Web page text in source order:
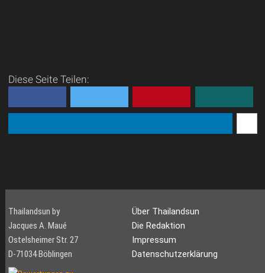
Diese Seite Teilen:
Thailandsun by
Jacques A. Maué
Ostelsheimer Str. 27
D-71034 Böblingen
Über Thailandsun
Die Redaktion
Impressum
Datenschutzerklärung